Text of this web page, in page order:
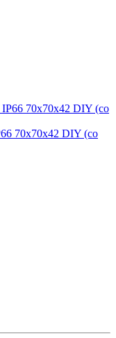
70х70х42 DIY (со